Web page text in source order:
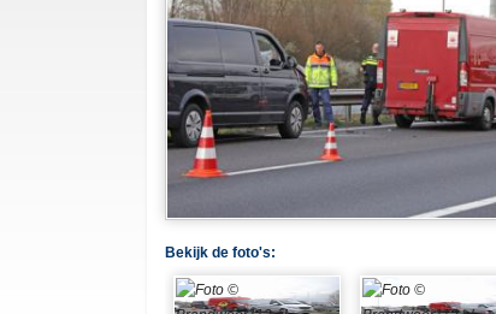
Bekijk de foto's: